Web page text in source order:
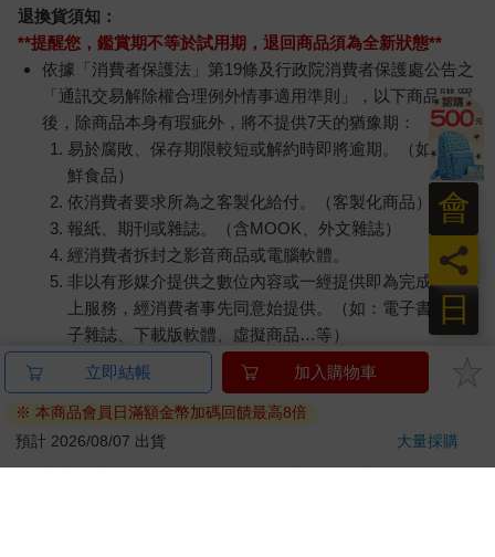
退換貨須知：
**提醒您，鑑賞期不等於試用期，退回商品須為全新狀態**
依據「消費者保護法」第19條及行政院消費者保護處公告之
「通訊交易解除權合理例外情事適用準則」，以下商品購買
後，除商品本身有瑕疵外，將不提供7天的猶豫期：
易於腐敗、保存期限較短或解約時即將逾期。（如：生
鮮食品）
依消費者要求所為之客製化給付。（客製化商品）
報紙、期刊或雜誌。（含MOOK、外文雜誌）
經消費者拆封之影音商品或電腦軟體。
非以有形媒介提供之數位內容或一經提供即為完成之線
上服務，經消費者事先同意始提供。（如：電子書、電
子雜誌、下載版軟體、虛擬商品…等）
已拆封之個人衛生用品。（如：內衣褲、刮鬍刀、除毛
若非上列種類商品，均享有到貨7天的猶豫期（含例假
日）。
辦理退換貨時，商品（組合商品恕無法接受單獨退貨）必須
立即結帳 加入購物車
※ 本商品會員日滿額金幣加碼回饋最高8倍
預計 2026/08/07 出貨
大量採購
日
員
會